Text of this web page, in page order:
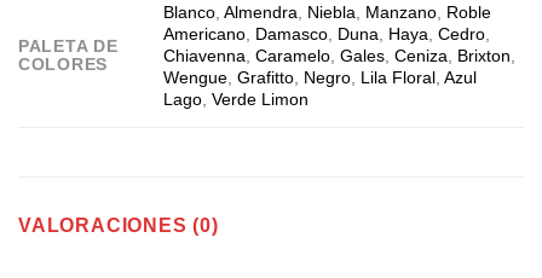
PALETA DE
COLORES
Blanco ,Almendra Niebla Manzano Roble
Americano Damasco Duna Haya ,Cedro
Chiavenna ,Caramelo ,Gales ,Ceniza Brixton
Wengue ,Grafitto Negro Lila Floral ,Azul
Lago ,Verde Limon
VALORACIONES (0)